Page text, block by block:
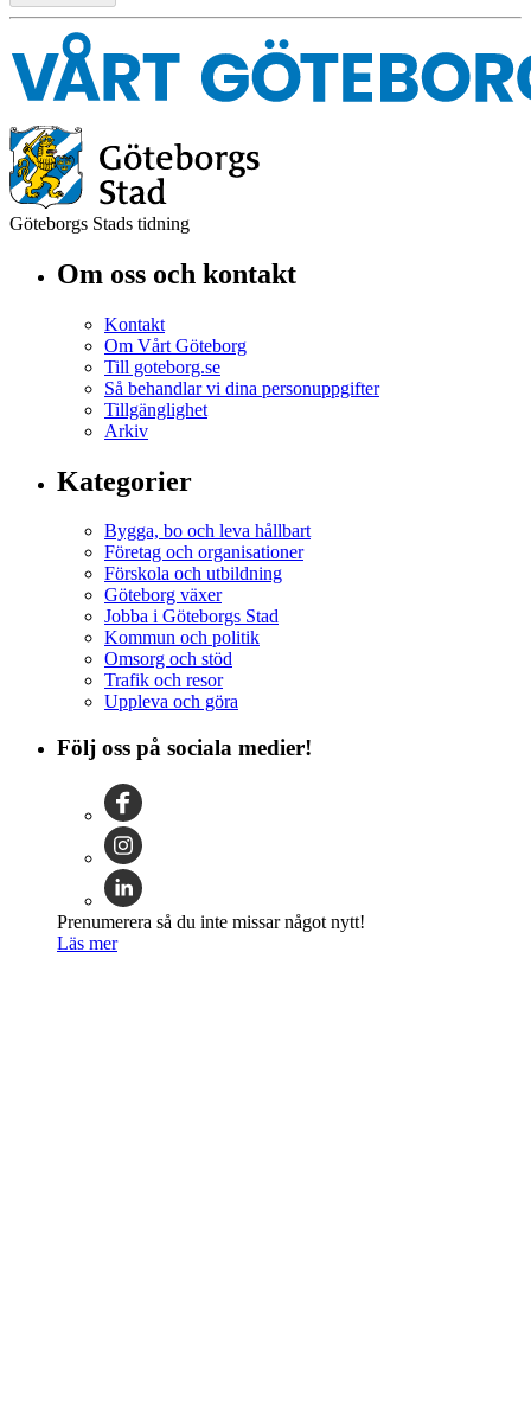
Göteborgs Stads tidning
Om oss och kontakt
Kontakt
Om Vårt Göteborg
Till goteborg.se
Så behandlar vi dina personuppgifter
Tillgänglighet
Arkiv
Kategorier
Bygga, bo och leva hållbart
Företag och organisationer
Förskola och utbildning
Göteborg växer
Jobba i Göteborgs Stad
Kommun och politik
Omsorg och stöd
Trafik och resor
Uppleva och göra
Följ oss på sociala medier!
Prenumerera så du inte missar något nytt!
Läs mer